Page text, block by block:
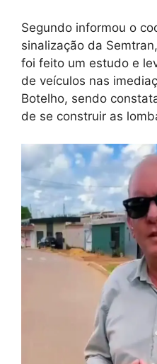
Segundo informou o
sinalização da
foi feito um estudo e
de veículos nas
Botelho, sendo
de se construir as